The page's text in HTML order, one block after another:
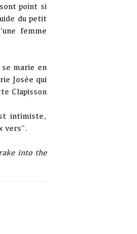
point si
du petit
femme
marie en
Josée qui
Clapisson
intimiste,
vers".
into the